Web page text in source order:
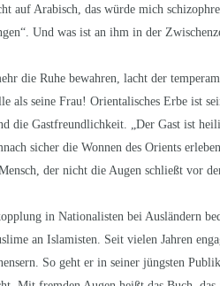
auf Arabisch, das würde mich
Und was ist an ihm in der
die Ruhe bewahren, lacht der
als seine Frau! Orientalisches Erbe ist
die Gastfreundlichkeit. „Der Gast ist
sicher die Wonnen des Orients
der nicht die Augen schließt vor
in Nationalisten bei Ausländern
an Islamisten. Seit vielen Jahren
So geht er in seiner jüngsten